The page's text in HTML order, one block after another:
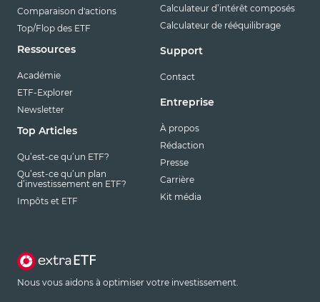
Comparaison d'actions
Top/Flop des ETF
Ressources
Académie
ETF-Explorer
Newsletter
Top Articles
Qu’est-ce qu’un ETF?
Qu’est-ce qu’un plan
d’investissement en ETF?
Impôts et ETF
Calculateur d’intérêt composés
Calculateur de rééquilibrage
Support
Contact
Entreprise
À propos
Rédaction
Presse
Carrière
Kit média
Nous vous aidons à optimiser votre investissement.